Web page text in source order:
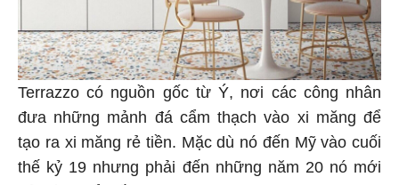
Terrazzo có nguồn gốc từ Ý, nơi các công nhân
đưa những mảnh đá cẩm thạch vào xi măng để
tạo ra xi măng rẻ tiền. Mặc dù nó đến Mỹ vào cuối
thế kỷ 19 nhưng phải đến những năm 20 nó mới